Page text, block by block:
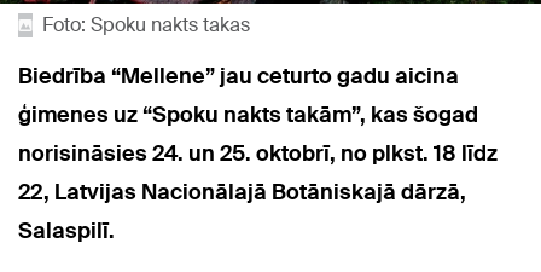
Foto: Spoku nakts takas
Biedrība “Mellene” jau ceturto gadu aicina
ģimenes uz “Spoku nakts takām”, kas šogad
norisināsies 24. un 25. oktobrī, no plkst. 18 līdz
22, Latvijas Nacionālajā Botāniskajā dārzā,
Salaspilī.